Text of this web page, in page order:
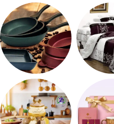
ادوات كهربائية
مقلايه وطاجن